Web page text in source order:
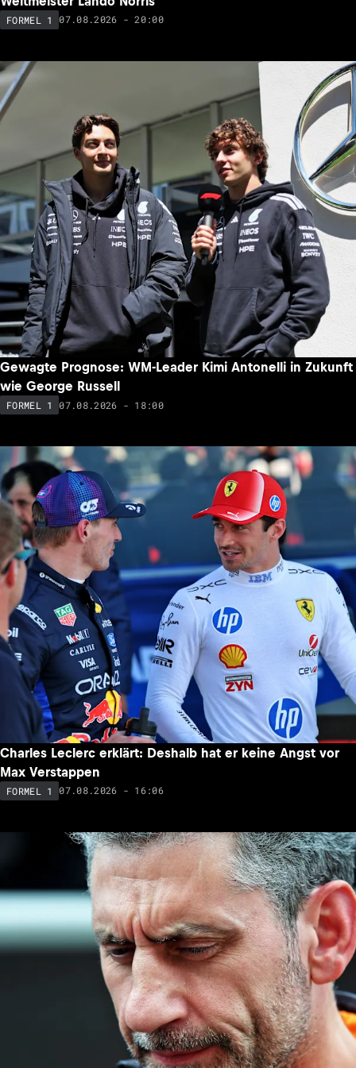
FORMEL 1 07.08.2026 - 20:00
Gewagte Prognose: WM-Leader Kimi Antonelli in Zukunft
wie George Russell
FORMEL 1 07.08.2026 - 18:00
Charles Leclerc erklärt: Deshalb hat er keine Angst vor
Max Verstappen
FORMEL 1 07.08.2026 - 16:06